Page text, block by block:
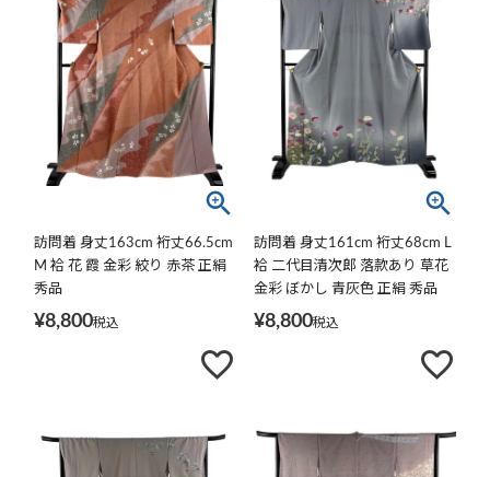
訪問着 身丈163cm 裄丈66.5cm
M 袷 花 霞 金彩 絞り 赤茶 正絹
秀品
¥8,800税込
訪問着 身丈161cm 裄丈68cm L
袷 二代目清次郎 落款あり 草花
金彩 ぼかし 青灰色 正絹 秀品
¥8,800税込